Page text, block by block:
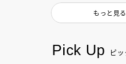
Pick Up ピ
もっと見る